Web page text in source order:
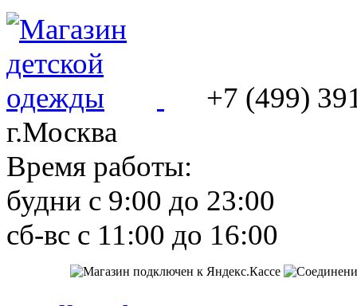
+7 (499)
г.Москва
Время работы:
будни с 9:00 до 23:00
сб-вс с 11:00 до 16:00